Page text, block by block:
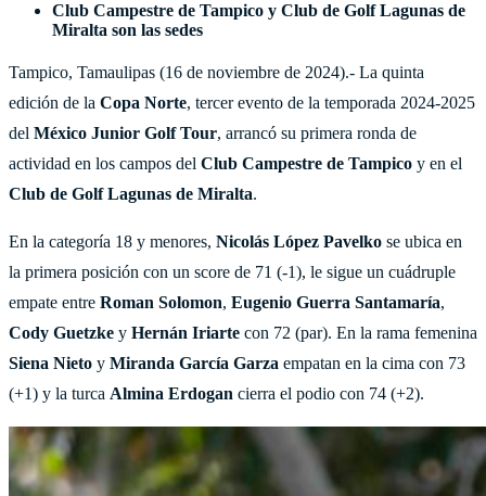
Club Campestre de Tampico y Club de Golf Lagunas de
Miralta son las sedes
Tampico, Tamaulipas (16 de noviembre de 2024).- La quinta
edición de la Copa Norte, tercer evento de la temporada 2024-2025
del México Junior Golf Tour, arrancó su primera ronda de
actividad en los campos del Club Campestre de Tampico y en el
Club de Golf Lagunas de Miralta.
En la categoría 18 y menores, Nicolás López Pavelko se ubica en
la primera posición con un score de 71 (-1), le sigue un cuádruple
empate entre Roman Solomon, Eugenio Guerra Santamaría,
Cody Guetzke y Hernán Iriarte con 72 (par). En la rama femenina
Siena Nieto y Miranda García Garza empatan en la cima con 73
(+1) y la turca Almina Erdogan cierra el podio con 74 (+2).